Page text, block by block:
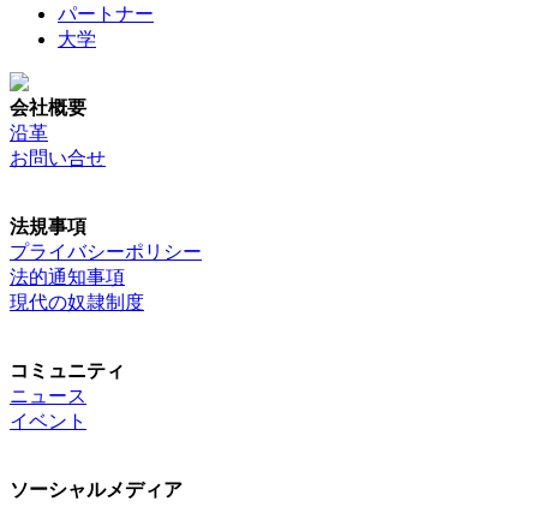
パートナー
大学
会社概要
沿革
お問い合せ
法規事項
プライバシーポリシー
法的通知事項
現代の奴隷制度
コミュニティ
ニュース
イベント
ソーシャルメディア